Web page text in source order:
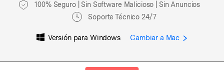
Para PC
Descubre lo mejor de Dr.Fone
Guías
Transferencia de Datos
100% Seguro | Sin Software Malicioso | Sin Anuncios
Soporte Técnico 24/7
Versión para Windows Cambiar a Mac